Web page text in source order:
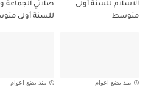
الاسلام للسنة أولى
متوسط
صلاتي الجماعة
للسنة أولى
منذ بضع اعوام منذ بضع اعوام